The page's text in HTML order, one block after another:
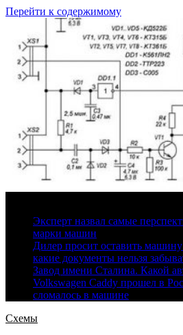
Перейти к содержимому
Эксперт назвал самые
марки машин
Дилер просит оставить
какие документы нельзя
Завод имени Сталина. Какой
Volkswagen Caddy прошел в
сломалось в машине
Схемы